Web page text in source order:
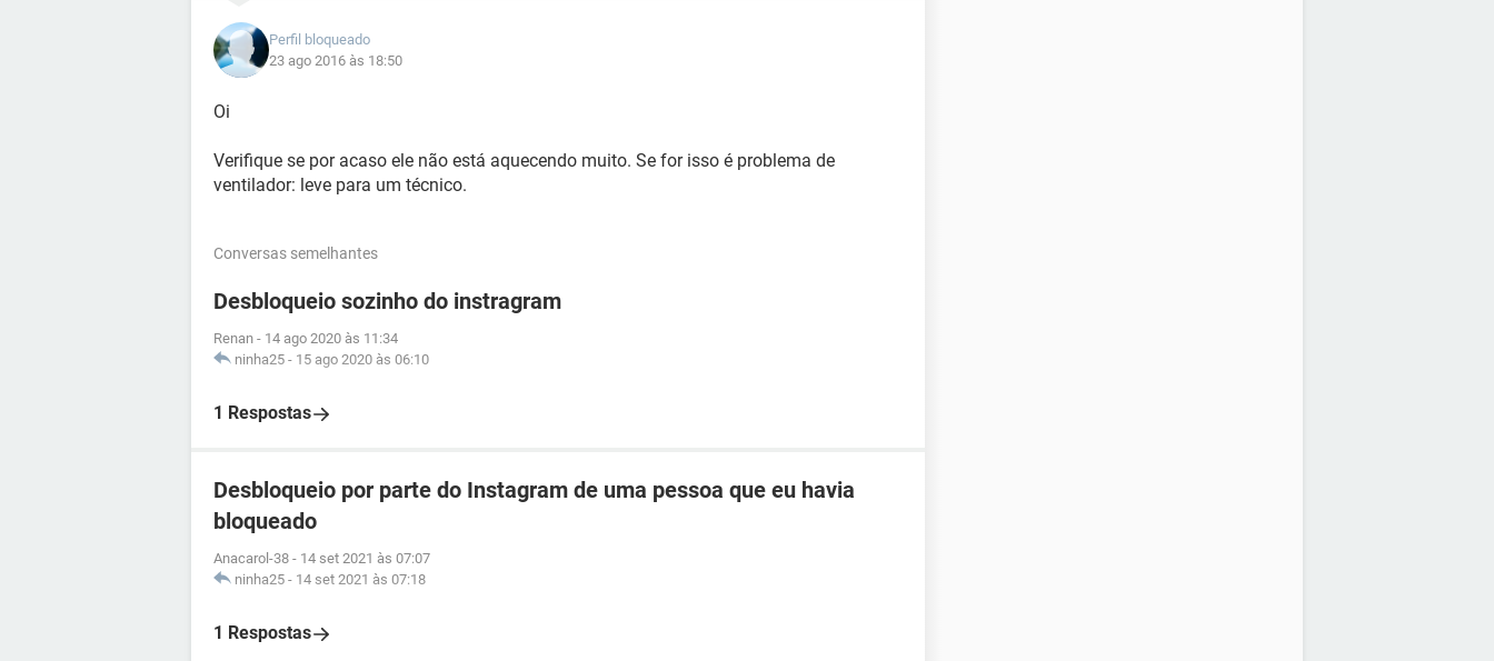
Perfil bloqueado
23 ago 2016 às 18:50
Oi
Verifique se por acaso ele não está aquecendo muito. Se for isso é problema de
ventilador: leve para um técnico.
Conversas semelhantes
Desbloqueio sozinho do instragram
Renan - 14 ago 2020 às 11:34
ninha25 - 15 ago 2020 às 06:10
1 Respostas
Desbloqueio por parte do Instagram de uma pessoa que eu havia
bloqueado
Anacarol-38 - 14 set 2021 às 07:07
ninha25 - 14 set 2021 às 07:18
1 Respostas